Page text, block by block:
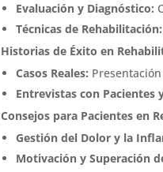
Evaluación y Diagnóstico:
Técnicas de Rehabilitación:
Historias de Éxito en
Casos Reales:
Entrevistas con Pacientes
Consejos para Pacientes en
Gestión del Dolor y la
Motivación y Superación